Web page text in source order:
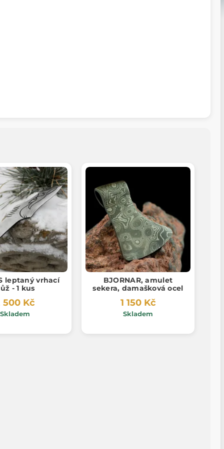
leptaný vrhací
- 1 kus
500 Kč
Skladem
BJORNAR, amulet
sekera, damašková ocel
1 150 Kč
Skladem